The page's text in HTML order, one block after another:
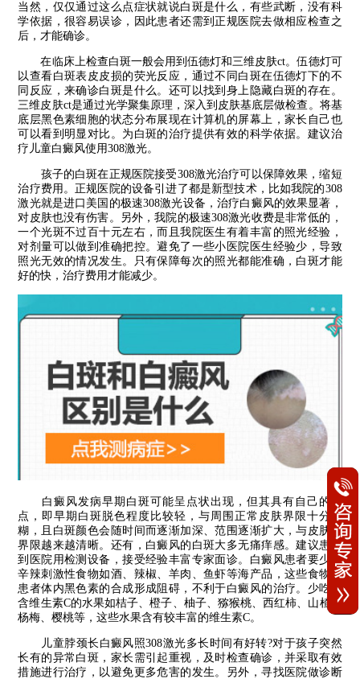
当然，仅仅通过这么点症状就说白斑是什么，有些武断，没有科
学依据，很容易误诊，因此患者还需到正规医院去做相应检查之
后，才能确诊。
在临床上检查白斑一般会用到伍德灯和三维皮肤ct。伍德灯可
以查看白斑表皮皮损的荧光反应，通过不同白斑在伍德灯下的不
同反应，来确诊白斑是什么。还可以找到身上隐藏白斑的存在。
三维皮肤ct是通过光学聚集原理，深入到皮肤基底层做检查。将基
底层黑色素细胞的状态分布展现在计算机的屏幕上，家长自己也
可以看到明显对比。为白斑的治疗提供有效的科学依据。建议治
疗儿童白癜风使用308激光。
孩子的白斑在正规医院接受308激光治疗可以保障效果，缩短
治疗费用。正规医院的设备引进了都是新型技术，比如我院的308
激光就是进口美国的极速308激光设备，治疗白癜风的效果显著，
对皮肤也没有伤害。另外，我院的极速308激光收费是非常低的，
一个光斑不过百十元左右，而且我院医生有着丰富的照光经验，
对剂量可以做到准确把控。避免了一些小医院医生经验少，导致
照光无效的情况发生。只有保障每次的照光都能准确，白斑才能
好的快，治疗费用才能减少。
白癜风发病早期白斑可能呈点状出现，但其具有自己的特
点，即早期白斑脱色程度比较轻，与周围正常皮肤界限十分模
糊，且白斑颜色会随时间而逐渐加深、范围逐渐扩大，与皮肤的
界限越来越清晰。还有，白癜风的白斑大多无痛痒感。建议患者
到医院用检测设备，接受经验丰富专家面诊。白癜风患者要少吃
辛辣刺激性食物如酒、辣椒、羊肉、鱼虾等海产品，这些食物对
患者体内黑色素的合成形成阻碍，不利于白癜风的治疗。少吃富
含维生素C的水果如桔子、橙子、柚子、猕猴桃、西红柿、山楂、
杨梅、樱桃等，这些水果含有较丰富的维生素C。
儿童脖颈长白癜风照308激光多长时间有好转?对于孩子突然
长有的异常白斑，家长需引起重视，及时检查确诊，并采取有效
措施进行治疗，以避免更多危害的发生。另外，寻找医院做诊断